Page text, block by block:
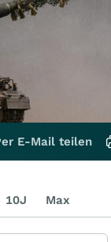
E-Mail teilen
10J Max